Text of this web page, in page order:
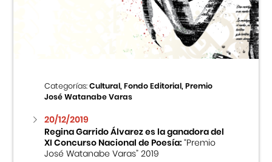
Centro Cultural Peruano Japonés
Museo de la Inmigración Japonesa
Teatro Peruano Japonés
Categorías:Cultural, Fondo Editorial, Premio
José Watanabe Varas
20/12/2019
Regina Garrido Álvarez es la ganadora del
XI Concurso Nacional de Poesía:“Premio
José Watanabe Varas” 2019